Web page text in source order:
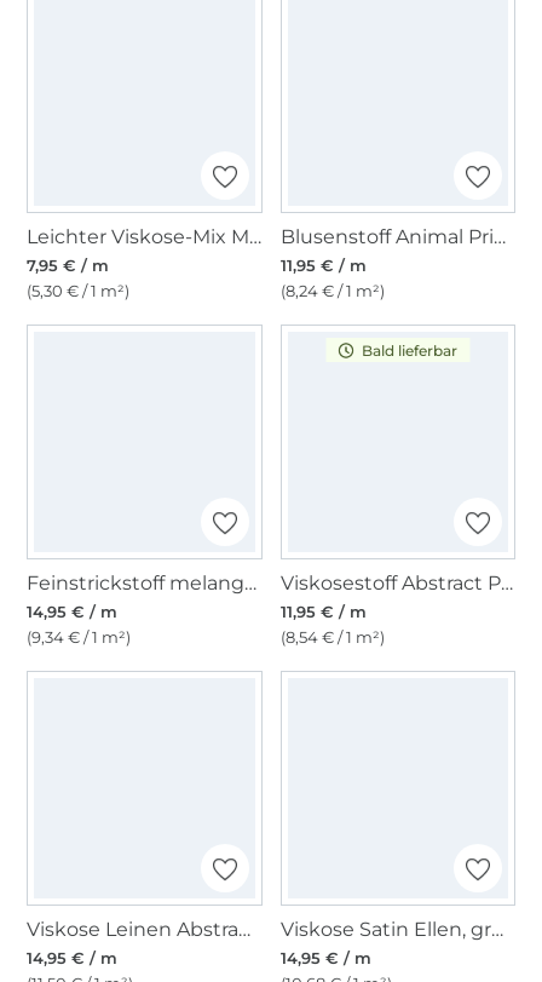
Leichter Viskose-Mix Melange, graublau
7,95 € / m
(5,30 € / 1 m²)
Blusenstoff Animal Print, grau
11,95 € / m
(8,24 € / 1 m²)
Feinstrickstoff melange, beige
14,95 € / m
(9,34 € / 1 m²)
Bald lieferbar
Viskosestoff Abstract Painting, blau
11,95 € / m
(8,54 € / 1 m²)
Viskose Leinen Abstrakte Blumen, limette
14,95 € / m
Viskose Satin Ellen, grün
14,95 € / m